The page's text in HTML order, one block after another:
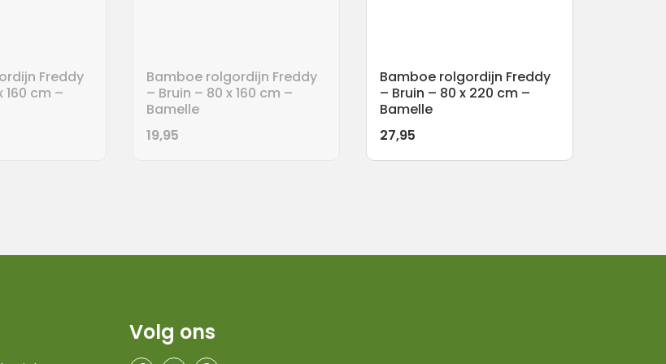
Freddy
160 cm –
Bamboe rolgordijn Freddy
– Bruin – 80 x 160 cm –
Bamelle
19,95
Bamboe rolgordijn Freddy
– Bruin – 80 x 220 cm –
Bamelle
27,95
Volg ons